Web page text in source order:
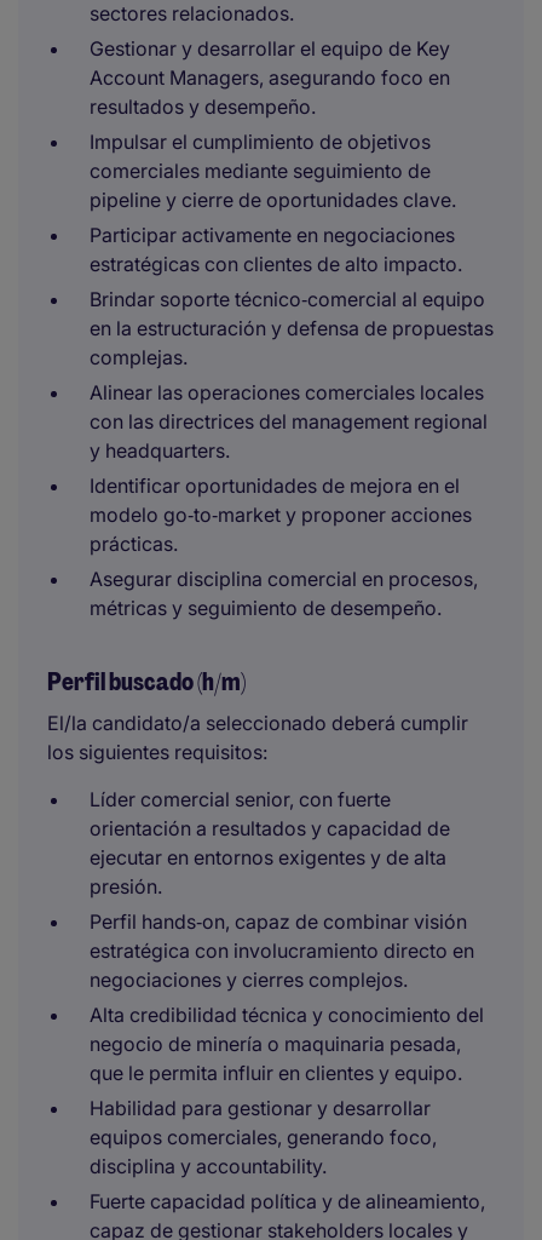
sectores relacionados.
Gestionar y desarrollar el equipo de Key
Account Managers, asegurando foco en
resultados y desempeño.
Impulsar el cumplimiento de objetivos
comerciales mediante seguimiento de
pipeline y cierre de oportunidades clave.
Participar activamente en negociaciones
estratégicas con clientes de alto impacto.
Brindar soporte técnico‑comercial al equipo
en la estructuración y defensa de propuestas
complejas.
Alinear las operaciones comerciales locales
con las directrices del management regional
y headquarters.
Identificar oportunidades de mejora en el
modelo go‑to‑market y proponer acciones
prácticas.
Asegurar disciplina comercial en procesos,
métricas y seguimiento de desempeño.
Perfil buscado (h/m)
El/la candidato/a seleccionado deberá cumplir
los siguientes requisitos:
Líder comercial senior, con fuerte
orientación a resultados y capacidad de
ejecutar en entornos exigentes y de alta
presión.
Perfil hands‑on, capaz de combinar visión
estratégica con involucramiento directo en
negociaciones y cierres complejos.
Alta credibilidad técnica y conocimiento del
negocio de minería o maquinaria pesada,
que le permita influir en clientes y equipo.
Habilidad para gestionar y desarrollar
equipos comerciales, generando foco,
disciplina y accountability.
Fuerte capacidad política y de alineamiento,
capaz de gestionar stakeholders locales y